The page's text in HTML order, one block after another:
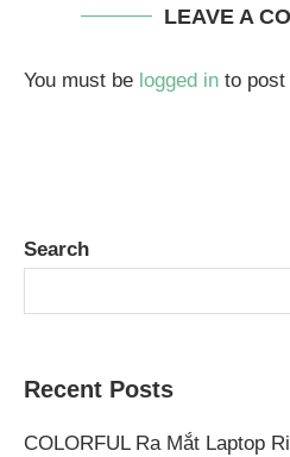
LEAVE A
You must be logged in to post
Search
Recent Posts
COLORFUL Ra Mắt Laptop